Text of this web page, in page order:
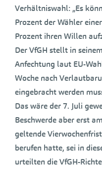
Verhältniswahl: „Es
Prozent der Wähler
Prozent ihren Willen
Der VfGH stellt in
Anfechtung laut EU-
Woche nach
eingebracht werden
Das wäre der 7. Juli
Beschwerde aber erst
geltende
berufen hatte, sei in
urteilten die VfGH-